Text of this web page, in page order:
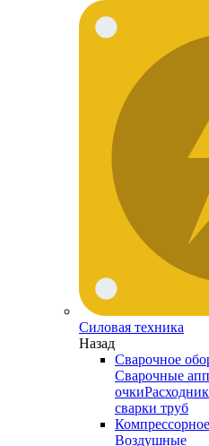
Силовая техника
Назад
Сварочное
Сварочные
очки
сварки труб
Воздушные